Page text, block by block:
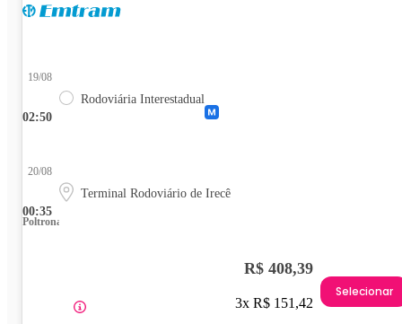
02:50
19/08
Rodoviária Interestadual
00:35
20/08
Terminal Rodoviário de Irecê
Poltrona
R$ 408,39
3x R$ 151,42
Selecionar